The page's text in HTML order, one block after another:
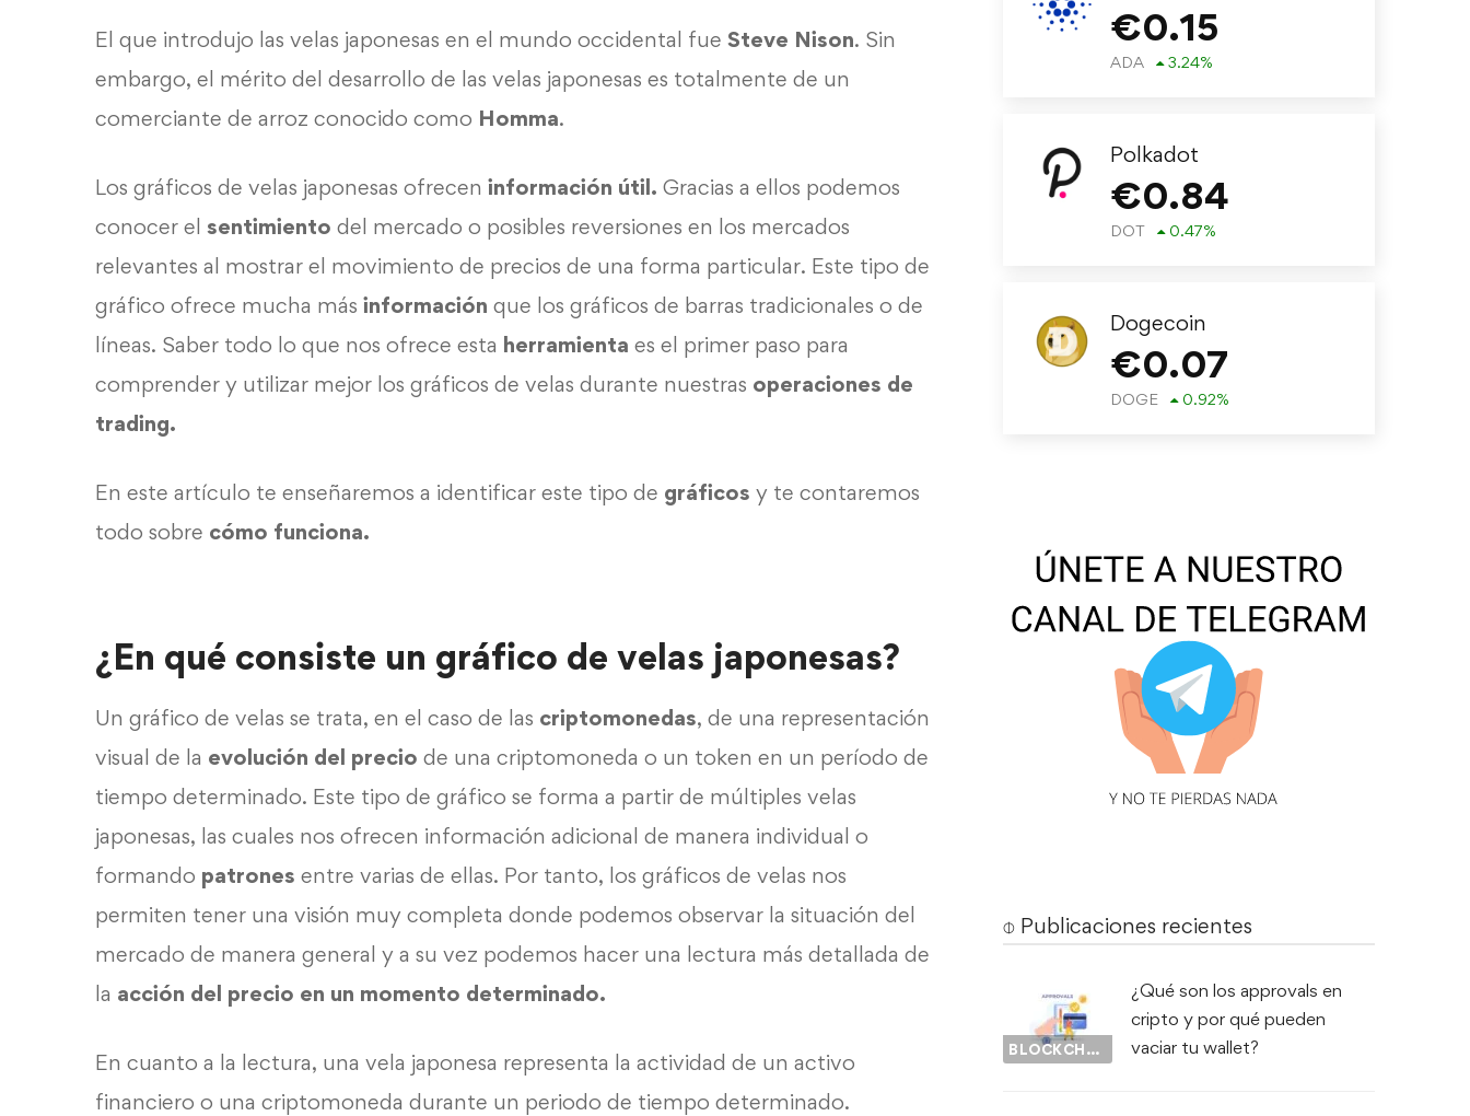
El que introdujo las velas japonesas en el mundo occidental fue Steve Nison. Sin
embargo, el mérito del desarrollo de las velas japonesas es totalmente de un
comerciante de arroz conocido como Homma.
Los gráficos de velas japonesas ofrecen información útil. Gracias a ellos podemos
conocer el sentimiento del mercado o posibles reversiones en los mercados
relevantes al mostrar el movimiento de precios de una forma particular. Este tipo de
gráfico ofrece mucha más información que los gráficos de barras tradicionales o de
líneas. Saber todo lo que nos ofrece esta herramienta es el primer paso para
comprender y utilizar mejor los gráficos de velas durante nuestras operaciones de
trading.
En este artículo te enseñaremos a identificar este tipo de gráficos y te contaremos
todo sobre cómo funciona.
¿En qué consiste un gráfico de velas japonesas?
Un gráfico de velas se trata, en el caso de las criptomonedas, de una representación
visual de la evolución del precio de una criptomoneda o un token en un período de
tiempo determinado. Este tipo de gráfico se forma a partir de múltiples velas
japonesas, las cuales nos ofrecen información adicional de manera individual o
formando patrones entre varias de ellas. Por tanto, los gráficos de velas nos
permiten tener una visión muy completa donde podemos observar la situación del
mercado de manera general y a su vez podemos hacer una lectura más detallada de
la acción del precio en un momento determinado.
En cuanto a la lectura, una vela japonesa representa la actividad de un activo
financiero o una criptomoneda durante un periodo de tiempo determinado.
€0.15
ADA 3.24%
Polkadot
€0.84
DOT 0.47%
Dogecoin
€0.07
DOGE 0.92%
⌽ Publicaciones recientes
BLOCKCHAIN
¿Qué son los approvals en
cripto y por qué pueden
vaciar tu wallet?